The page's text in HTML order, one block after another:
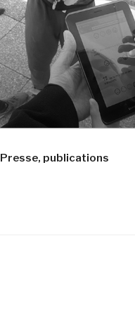
Presse, publications